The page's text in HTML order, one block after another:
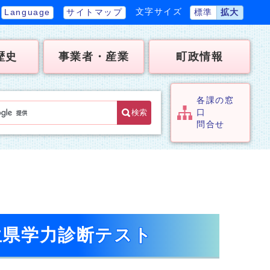
Language サイトマップ 文字サイズ 標準 拡大
史 事業者・産業 町政情報
検索
各課の窓
口
問合せ
学力診断テスト